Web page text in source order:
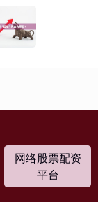
网络股票配资
平台